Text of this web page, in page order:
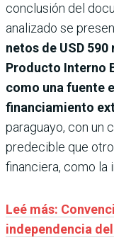
conclusión del
analizado se
netos de USD
Producto Interno
como una fuente
financiamiento
paraguayo, con un
predecible que
financiera, como la
Leé más:
independencia